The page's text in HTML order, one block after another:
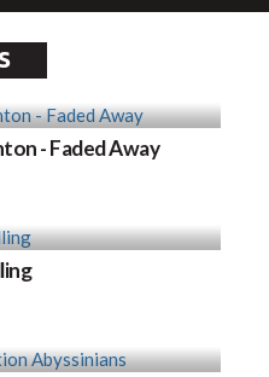
- Faded Away